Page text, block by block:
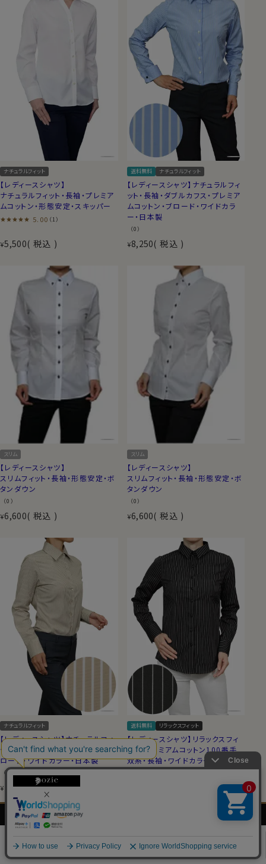
メンズ
シャツ
シャツの
基礎知識
ナチュラルフィット
【レディースシャツ】
ナチュラルフィット・長袖・プレミア
ムコットン・形態安定・スキッパー
5.00 （1）
¥5,500 税込
送料無料 ナチュラルフィット
【レディースシャツ】ナチュラルフィ
ット・長袖・ダブルカフス・プレミア
ムコットン・ブロード・ワイドカラ
ー・日本製
（0）
¥8,250 税込
スリム
【レディースシャツ】
スリムフィット・長袖・形態安定・ボ
タンダウン
（0）
¥6,600 税込
スリム
【レディースシャツ】
スリムフィット・長袖・形態安定・ボ
タンダウン
（0）
¥6,600 税込
ナチュラルフィット
【レディースシャツ】ナチュラルフィ
ット・長袖・プレミアムコットン・ブ
ロード・ワイドカラー・日本製
（0）
¥ 7,150 税込
送料無料 リラックスフィット
【レディースシャツ】リラックスフィ
ット・プレミアムコットン100番手
双糸・長袖・ワイドカラー・日本製